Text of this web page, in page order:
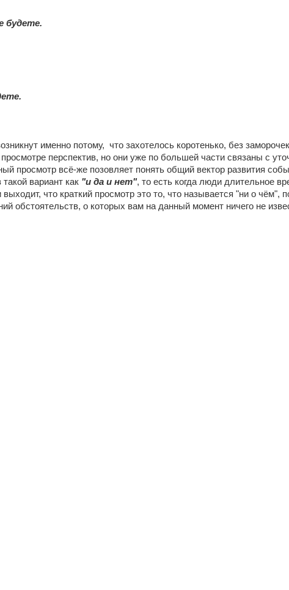
будете.
именно потому, что захотелось коротенько, без
перспектив, но они уже по большей части связаны с
просмотр всё-же позовляет понять общий вектор развития
вариант как "и да и нет", то есть когда люди длительное
что краткий просмотр это то, что называется "ни о чём",
обстоятельств, о которых вам на данный момент ничего не